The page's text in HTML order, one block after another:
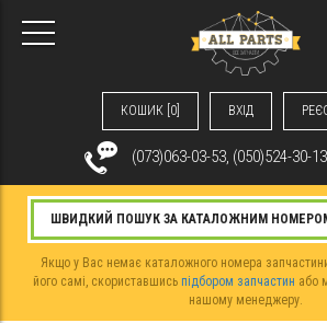
КОШИК [0] ВХIД
(073)063-03-53, (050)524-30-
Якщо у Вас немає каталожного номера
його самі, скориставшись підбором запчастин або
нашому менеджеру.